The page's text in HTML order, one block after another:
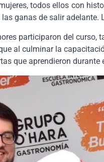
todos ellos con
ganas de salir
participaron del
al culminar la
que aprendieron durante